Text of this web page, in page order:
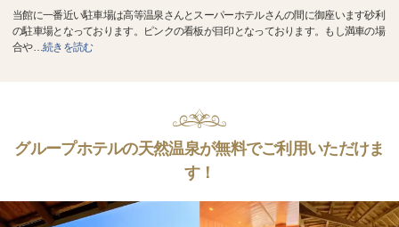
当館に一番近い駐車場は高等温泉さんとスーパーホテルさんの間に御座います砂利
の駐車場となっております。ピンクの看板が目印となっております。もし満車の場
合や…続きを読む
グループホテルの天然温泉が無料でご利用いただけま
す！